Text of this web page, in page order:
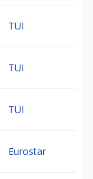
TUI
TUI
TUI
Eurostar